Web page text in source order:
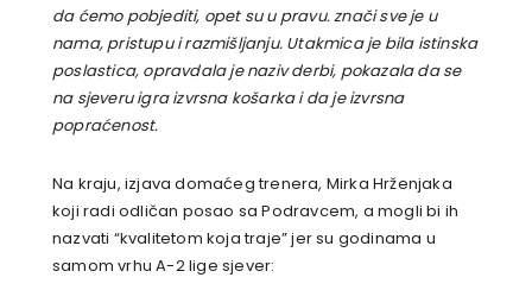
da ćemo pobjediti, opet su u pravu. znači sve je u
nama, pristupu i razmišljanju. Utakmica je bila istinska
poslastica, opravdala je naziv derbi, pokazala da se
na sjeveru igra izvrsna košarka i da je izvrsna
popraćenost.
Na kraju, izjava domaćeg trenera, Mirka Hrženjaka
koji radi odličan posao sa Podravcem, a mogli bi ih
nazvati “kvalitetom koja traje” jer su godinama u
samom vrhu A-2 lige sjever: